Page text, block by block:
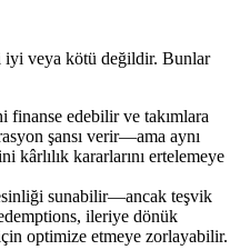
iyi veya kötü değildir. Bunlar
edebilir ve takımlara
şansı verir—ama aynı
kârlılık kararlarını ertelemeye
sunabilir—ancak teşvik
ileriye dönük
optimize etmeye zorlayabilir.